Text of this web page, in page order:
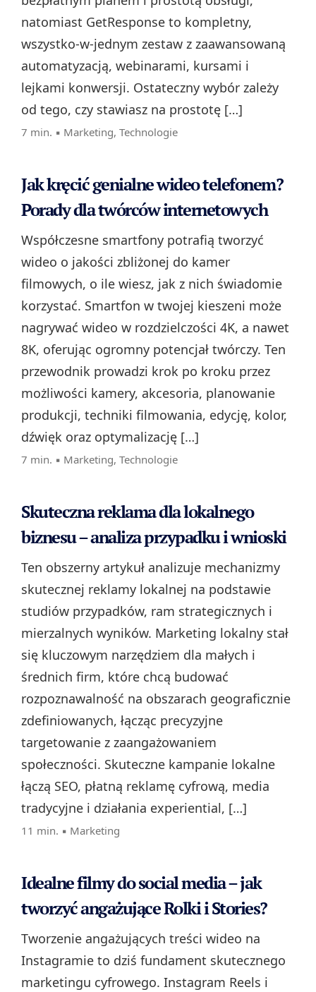
natomiast GetResponse to kompletny,
wszystko‑w‑jednym zestaw z zaawansowaną
automatyzacją, webinarami, kursami i
lejkami konwersji. Ostateczny wybór zależy
od tego, czy stawiasz na prostotę […]
7 min. ▪ Marketing, Technologie
Jak kręcić genialne wideo telefonem?
Porady dla twórców internetowych
Współczesne smartfony potrafią tworzyć
wideo o jakości zbliżonej do kamer
filmowych, o ile wiesz, jak z nich świadomie
korzystać. Smartfon w twojej kieszeni może
nagrywać wideo w rozdzielczości 4K, a nawet
8K, oferując ogromny potencjał twórczy. Ten
przewodnik prowadzi krok po kroku przez
możliwości kamery, akcesoria, planowanie
produkcji, techniki filmowania, edycję, kolor,
dźwięk oraz optymalizację […]
7 min. ▪ Marketing, Technologie
Skuteczna reklama dla lokalnego
biznesu – analiza przypadku i wnioski
Ten obszerny artykuł analizuje mechanizmy
skutecznej reklamy lokalnej na podstawie
studiów przypadków, ram strategicznych i
mierzalnych wyników. Marketing lokalny stał
się kluczowym narzędziem dla małych i
średnich firm, które chcą budować
rozpoznawalność na obszarach geograficznie
zdefiniowanych, łącząc precyzyjne
targetowanie z zaangażowaniem
społeczności. Skuteczne kampanie lokalne
łączą SEO, płatną reklamę cyfrową, media
tradycyjne i działania experiential, […]
11 min. ▪ Marketing
Idealne filmy do social media – jak
tworzyć angażujące Rolki i Stories?
Tworzenie angażujących treści wideo na
Instagramie to dziś fundament skutecznego
marketingu cyfrowego. Instagram Reels i